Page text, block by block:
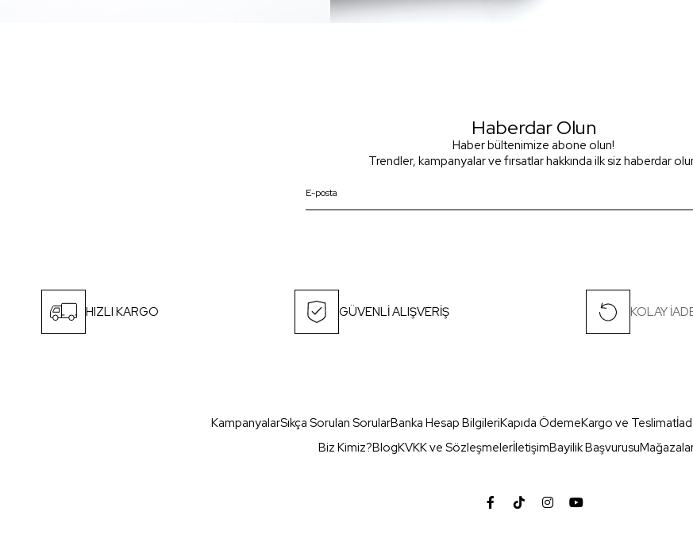
Haberdar Olun
Haber bültenimize abone olun!
Trendler, kampanyalar ve fırsatlar hakkında ilk siz haberdar
HIZLI KARGO GÜVENLİ ALIŞVERİŞ KOLAY
KampanyalarSıkça Sorulan SorularBanka Hesap BilgileriKapıda ÖdemeKargo ve Teslimat
Biz Kimiz?BlogKVKK ve SözleşmelerİletişimBayilik Başvurusu